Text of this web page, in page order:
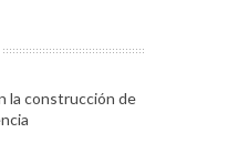
la construcción de